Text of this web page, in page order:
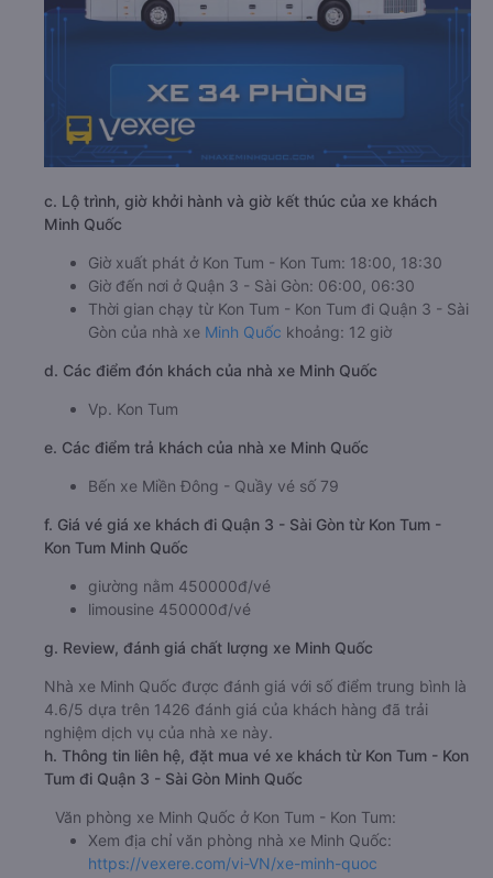
c. Lộ trình, giờ khởi hành và giờ kết thúc của xe khách
Minh Quốc
Giờ xuất phát ở Kon Tum - Kon Tum: 18:00, 18:30
Giờ đến nơi ở Quận 3 - Sài Gòn: 06:00, 06:30
Thời gian chạy từ Kon Tum - Kon Tum đi Quận 3 - Sài
Gòn của nhà xe Minh Quốc khoảng: 12 giờ
d. Các điểm đón khách của nhà xe Minh Quốc
Vp. Kon Tum
e. Các điểm trả khách của nhà xe Minh Quốc
Bến xe Miền Đông - Quầy vé số 79
f. Giá vé giá xe khách đi Quận 3 - Sài Gòn từ Kon Tum -
Kon Tum Minh Quốc
giường nằm 450000đ/vé
limousine 450000đ/vé
g. Review, đánh giá chất lượng xe Minh Quốc
Nhà xe Minh Quốc được đánh giá với số điểm trung bình là
4.6/5 dựa trên 1426 đánh giá của khách hàng đã trải
nghiệm dịch vụ của nhà xe này.
h. Thông tin liên hệ, đặt mua vé xe khách từ Kon Tum - Kon
Tum đi Quận 3 - Sài Gòn Minh Quốc
Văn phòng xe Minh Quốc ở Kon Tum - Kon Tum:
Xem địa chỉ văn phòng nhà xe Minh Quốc:
https://vexere.com/vi-VN/xe-minh-quoc